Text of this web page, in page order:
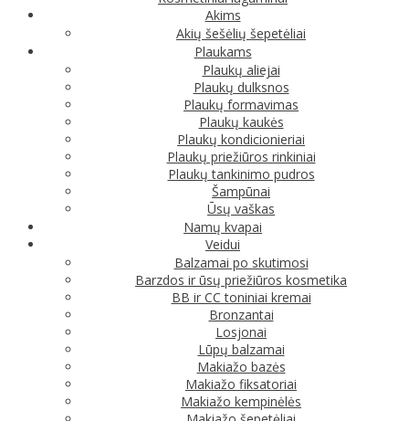
Akims
Akių šešėlių šepetėliai
Plaukams
Plaukų aliejai
Plaukų dulksnos
Plaukų formavimas
Plaukų kaukės
Plaukų kondicionieriai
Plaukų priežiūros rinkiniai
Plaukų tankinimo pudros
Šampūnai
Ūsų vaškas
Namų kvapai
Veidui
Balzamai po skutimosi
Barzdos ir ūsų priežiūros kosmetika
BB ir CC toniniai kremai
Bronzantai
Losjonai
Lūpų balzamai
Makiažo bazės
Makiažo fiksatoriai
Makiažo kempinėlės